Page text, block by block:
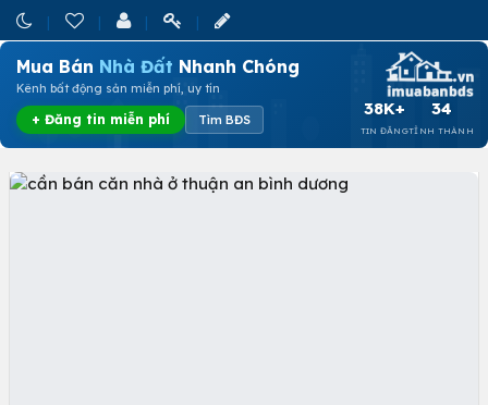
Mua Bán Nhà Đất Nhanh Chóng
Kênh bất động sản miễn phí, uy tín
+ Đăng tin miễn phí Tìm BĐS
38K+
TIN ĐĂNG
34
TỈNH THÀNH